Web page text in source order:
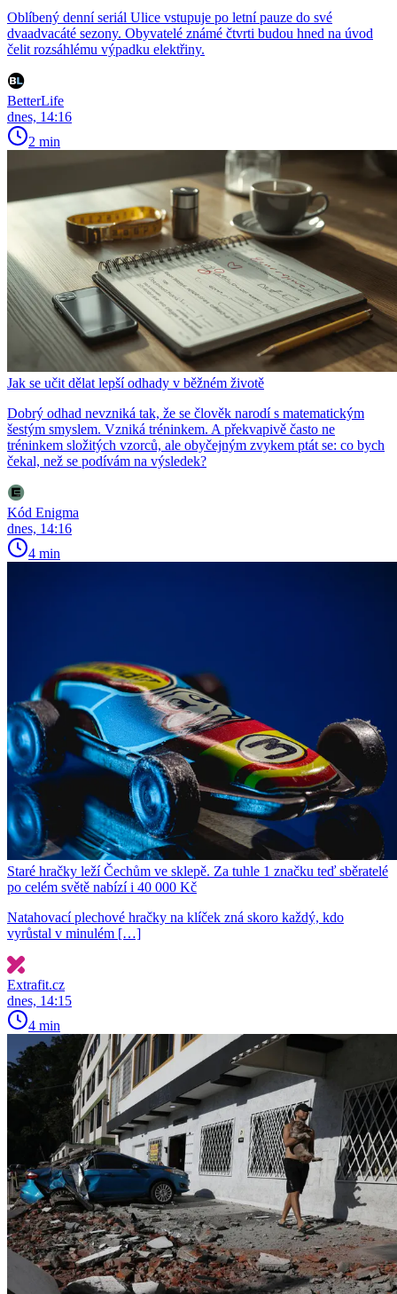
Oblíbený denní seriál Ulice vstupuje po letní pauze do své
dvaadvacáté sezony. Obyvatelé známé čtvrti budou hned na úvod
čelit rozsáhlému výpadku elektřiny.
BetterLife
dnes, 14:16
2 min
Jak se učit dělat lepší odhady v běžném životě
Dobrý odhad nevzniká tak, že se člověk narodí s matematickým
šestým smyslem. Vzniká tréninkem. A překvapivě často ne
tréninkem složitých vzorců, ale obyčejným zvykem ptát se: co bych
čekal, než se podívám na výsledek?
Kód Enigma
dnes, 14:16
4 min
Staré hračky leží Čechům ve sklepě. Za tuhle 1 značku teď sběratelé
po celém světě nabízí i 40 000 Kč
Natahovací plechové hračky na klíček zná skoro každý, kdo
vyrůstal v minulém […]
Extrafit.cz
dnes, 14:15
4 min